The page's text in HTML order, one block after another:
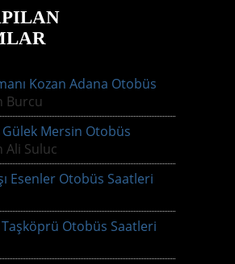
Kozan Adana Otobüs
Burcu
Mersin Otobüs
Ali Suluc
Esenler Otobüs Saatleri
Otobüs Saatleri